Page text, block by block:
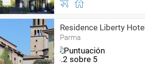
Residence Liberty Hotel
Parma